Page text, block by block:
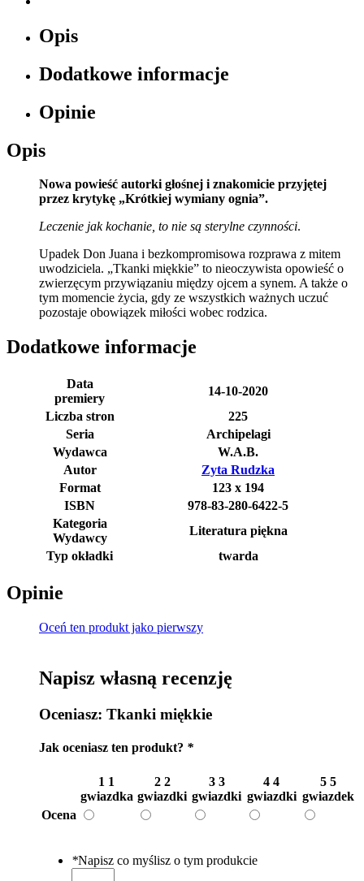
Opis
Dodatkowe informacje
Opinie
Opis
Nowa powieść autorki głośnej i znakomicie przyjętej
przez krytykę „Krótkiej wymiany ognia”.
Leczenie jak kochanie, to nie są sterylne czynności.
Upadek Don Juana i bezkompromisowa rozprawa z mitem
uwodziciela. „Tkanki miękkie” to nieoczywista opowieść o
zwierzęcym przywiązaniu między ojcem a synem. A także o
tym momencie życia, gdy ze wszystkich ważnych uczuć
pozostaje obowiązek miłości wobec rodzica.
Dodatkowe informacje
Data
premiery
14-10-2020
Liczba stron
225
Seria
Archipelagi
Wydawca
W.A.B.
Autor
Zyta Rudzka
Format
123 x 194
ISBN
978-83-280-6422-5
Kategoria
Wydawcy
Literatura piękna
Typ okładki
twarda
Opinie
Oceń ten produkt jako pierwszy
Napisz własną recenzję
Oceniasz: Tkanki miękkie
Jak oceniasz ten produkt? *
1 1
gwiazdka
2 2
gwiazdki
3 3
gwiazdki
4 4
gwiazdki
5 5
gwiazdek
Ocena
*Napisz co myślisz o tym produkcie